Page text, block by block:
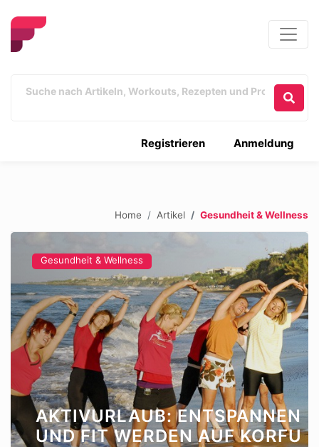
Anmeldung
Registrieren
Home Artikel Gesundheit & Wellness
Gesundheit & Wellness
AKTIVURLAUB: ENTSPANNEN
UND FIT WERDEN AUF KORFU